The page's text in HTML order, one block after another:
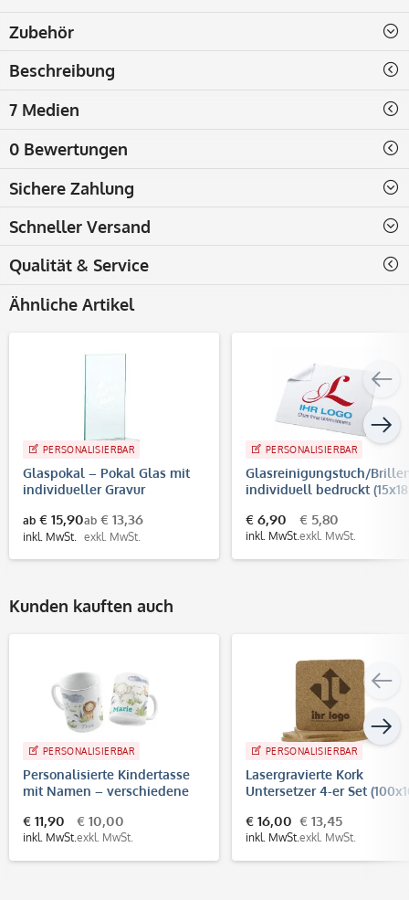
Zubehör
Beschreibung
7 Medien
0 Bewertungen
Sichere Zahlung
Schneller Versand
Qualität & Service
Ähnliche Artikel
PERSONALISIERBAR
Glaspokal – Pokal Glas mit
individueller Gravur
ab € 15,90
inkl. MwSt.
ab € 13,36
exkl. MwSt.
PERSONALISIERBAR
Glasreinigungstuch/
individuell bedruckt (15x18
€ 6,90
inkl. MwSt.
€ 5,80
exkl. MwSt.
Kunden kauften auch
PERSONALISIERBAR
Personalisierte Kindertasse
mit Namen – verschiedene
€ 11,90
inkl. MwSt.
€ 10,00
exkl. MwSt.
PERSONALISIERBAR
Lasergravierte Kork
Untersetzer 4-er Set
€ 16,00
inkl. MwSt.
€ 13,45
exkl. MwSt.